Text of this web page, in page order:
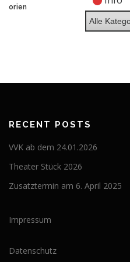
2026
orien
Alle
RECENT POSTS
VVK ab dem 24.01.2026
Theater Stück 2026
Zusatztermin am 6. April 2025
Impressum
Datenschutz